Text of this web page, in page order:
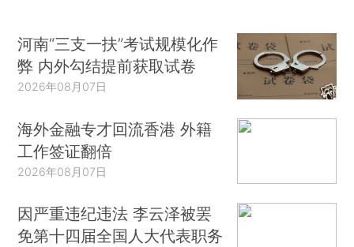
河南“三支一扶”考试规模化作
弊 内外勾结提前获取试卷
2026年08月07日
海外金融专才回流香港 外籍
工作签证翻倍
2026年08月07日
因严重违纪违法 李云泽被罢
免第十四届全国人大代表职务